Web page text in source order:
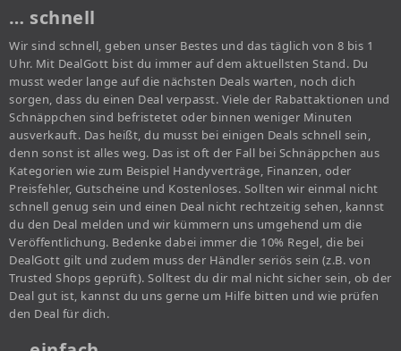
… schnell
Wir sind schnell, geben unser Bestes und das täglich von 8 bis 1
Uhr. Mit DealGott bist du immer auf dem aktuellsten Stand. Du
musst weder lange auf die nächsten Deals warten, noch dich
sorgen, dass du einen Deal verpasst. Viele der Rabattaktionen und
Schnäppchen sind befristetet oder binnen weniger Minuten
ausverkauft. Das heißt, du musst bei einigen Deals schnell sein,
denn sonst ist alles weg. Das ist oft der Fall bei Schnäppchen aus
Kategorien wie zum Beispiel Handyverträge, Finanzen, oder
Preisfehler, Gutscheine und Kostenloses. Sollten wir einmal nicht
schnell genug sein und einen Deal nicht rechtzeitig sehen, kannst
du den Deal melden und wir kümmern uns umgehend um die
Veröffentlichung. Bedenke dabei immer die 10% Regel, die bei
DealGott gilt und zudem muss der Händler seriös sein (z.B. von
Trusted Shops geprüft). Solltest du dir mal nicht sicher sein, ob der
Deal gut ist, kannst du uns gerne um Hilfe bitten und wie prüfen
den Deal für dich.